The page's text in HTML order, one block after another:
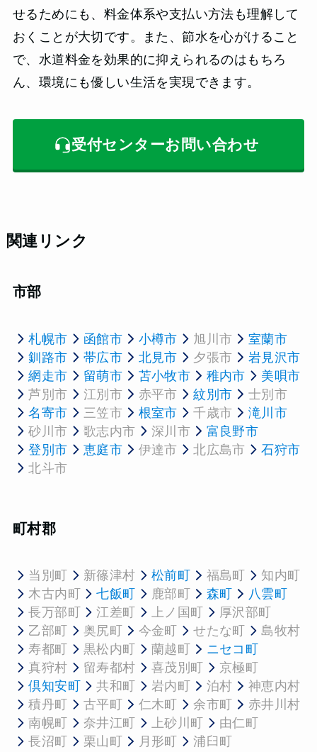
せるためにも、料金体系や支払い方法も理解して
おくことが大切です。また、節水を心がけること
で、水道料金を効果的に抑えられるのはもちろ
ん、環境にも優しい生活を実現できます。
受付センターお問い合わせ
関連リンク
市部
札幌市 函館市 小樽市 旭川市
室蘭市
釧路市
帯広市 北見市 夕張市
岩見沢市
網走市
留萌市 苫小牧市 稚内市
美唄市
芦別市
江別市 赤平市 紋別市
士別市
名寄市
三笠市 根室市 千歳市
滝川市
砂川市
歌志内市 深川市
富良野市
登別市
恵庭市 伊達市 北広島市
石狩市
北斗市
町村郡
当別町 新篠津村 松前町 福島町
知内町
木古内町
七飯町 鹿部町 森町
八雲町
長万部町
江差町 上ノ国町
厚沢部町
乙部町
奥尻町 今金町 せたな町
島牧村
寿都町
黒松内町 蘭越町
ニセコ町
真狩村
留寿都村 喜茂別町
京極町
倶知安町
共和町 岩内町 泊村
神恵内村
積丹町
古平町 仁木町 余市町
赤井川村
南幌町
奈井江町 上砂川町
由仁町
長沼町
栗山町 月形町
浦臼町